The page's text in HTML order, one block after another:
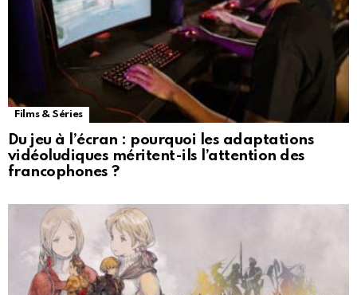
Films & Séries
Du jeu à l’écran : pourquoi les adaptations
vidéoludiques méritent-ils l’attention des
francophones ?